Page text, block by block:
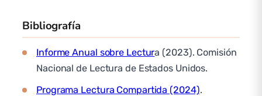
Bibliografía
Informe Anual sobre Lectura (2023). Comisión
Nacional de Lectura de Estados Unidos.
Programa Lectura Compartida (2024).